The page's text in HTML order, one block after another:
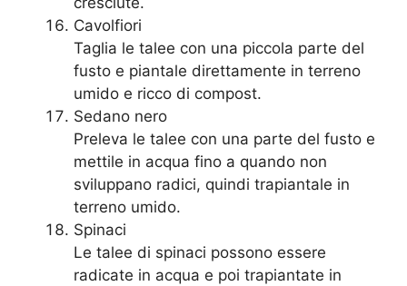
Cavolfiori
Taglia le talee con una piccola parte del
fusto e piantale direttamente in terreno
umido e ricco di compost.
Sedano nero
Preleva le talee con una parte del fusto e
mettile in acqua fino a quando non
sviluppano radici, quindi trapiantale in
terreno umido.
Spinaci
Le talee di spinaci possono essere
radicate in acqua e poi trapiantate in